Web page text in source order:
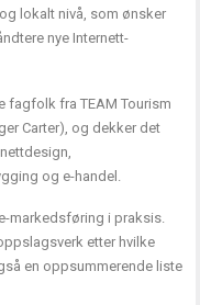
lokalt nivå, som ønsker
nye Internett-
fagfolk fra TEAM Tourism
Carter), og dekker det
og e-handel.
markedsføring i praksis.
etter hvilke
en oppsummerende liste